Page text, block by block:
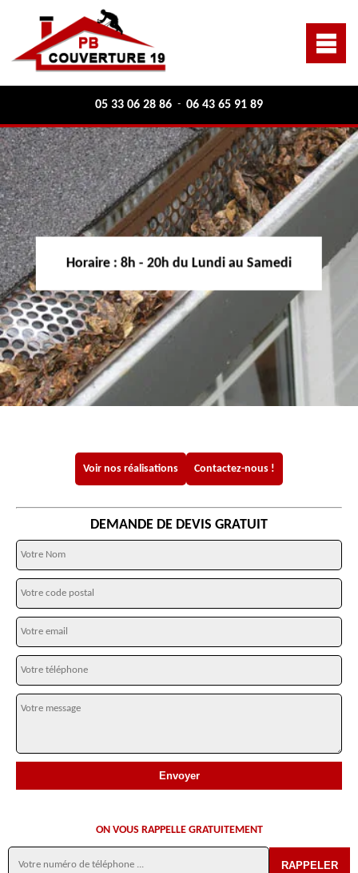
05 33 06 28 86 - 06 43 65 91 89
Horaire : 8h - 20h du Lundi au Samedi
Voir nos réalisations Contactez-nous !
DEMANDE DE DEVIS GRATUIT
ON VOUS RAPPELLE GRATUITEMENT